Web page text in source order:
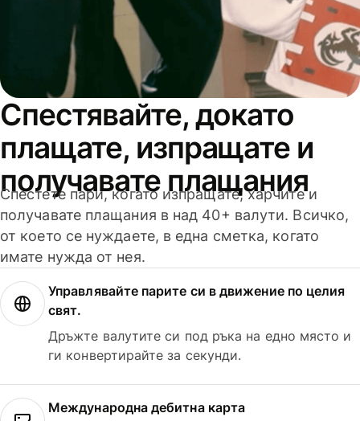
Спестявайте, докато
плащате, изпращате и
получавате плащания
Спестете пари, когато изпращате, харчите и
получавате плащания в над 40+ валути. Всичко,
от което се нуждаете, в една сметка, когато
имате нужда от нея.
Управлявайте парите си в движение по целия
свят.
Дръжте валутите си под ръка на едно място и
ги конвертирайте за секунди.
Международна дебитна карта